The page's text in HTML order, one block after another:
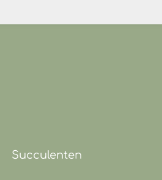
Succulenten